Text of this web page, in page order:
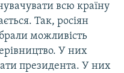
всю країну
Так, росіян
можливість
У них
президента. У них